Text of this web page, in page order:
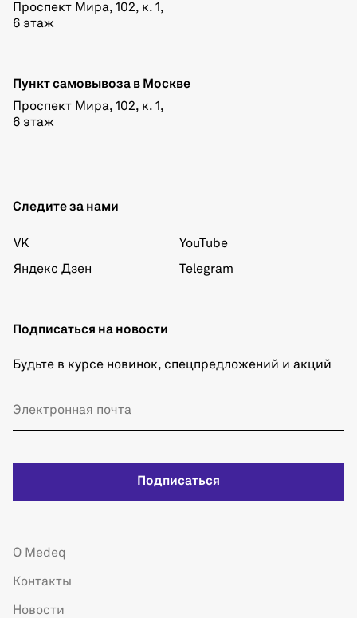
Проспект Мира, 102, к. 1,
6 этаж
Пункт самовывоза в Москве
Проспект Мира, 102, к. 1,
6 этаж
Следите за нами
VK
Яндекс Дзен
YouTube
Telegram
Подписаться на новости
Будьте в курсе новинок, спецпредложений и акций
Подписаться
О Medeq
Контакты
Новости